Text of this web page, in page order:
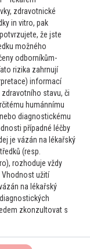
zda mohu
estrogenem: Paní
dvakrát
sport. úrazu,
Stačí se jen
.
zdravotnické
in vitro, pak
že jste
možného
odborníkům-
rizika zahrnují
informací
stavu, či
humánnímu
diagnostickému
případné léčby
je vázán na lékařský
(resp.
rozhoduje vždy
užití
na lékařský
zkonzultovat s